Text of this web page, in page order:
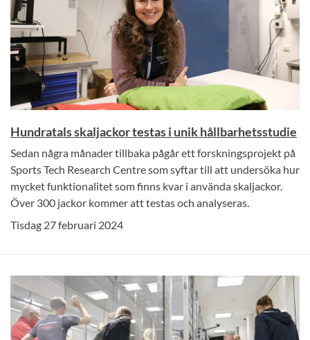
Hundratals skaljackor testas i unik hållbarhetsstudie
Sedan några månader tillbaka pågår ett forskningsprojekt på
Sports Tech Research Centre som syftar till att undersöka hur
mycket funktionalitet som finns kvar i använda skaljackor.
Över 300 jackor kommer att testas och analyseras.
Tisdag 27 februari 2024